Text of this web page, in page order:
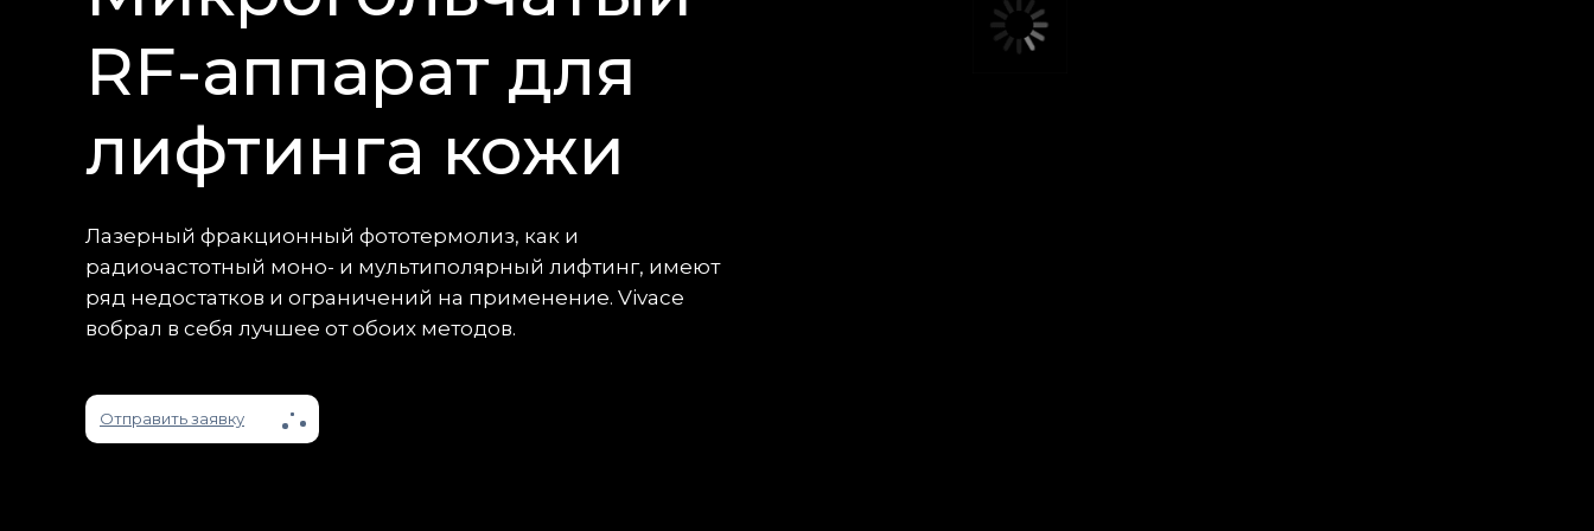
RF-аппарат для
лифтинга кожи
Лазерный фракционный фототермолиз, как и
радиочастотный моно- и мультиполярный лифтинг, имеют
ряд недостатков и ограничений на применение. Vivace
вобрал в себя лучшее от обоих методов.
Отправить заявку